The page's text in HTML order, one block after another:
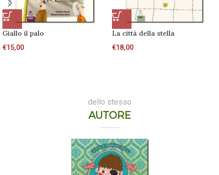
Giallo il palo
€15,00
La città della stella
€18,00
dello stesso
AUTORE